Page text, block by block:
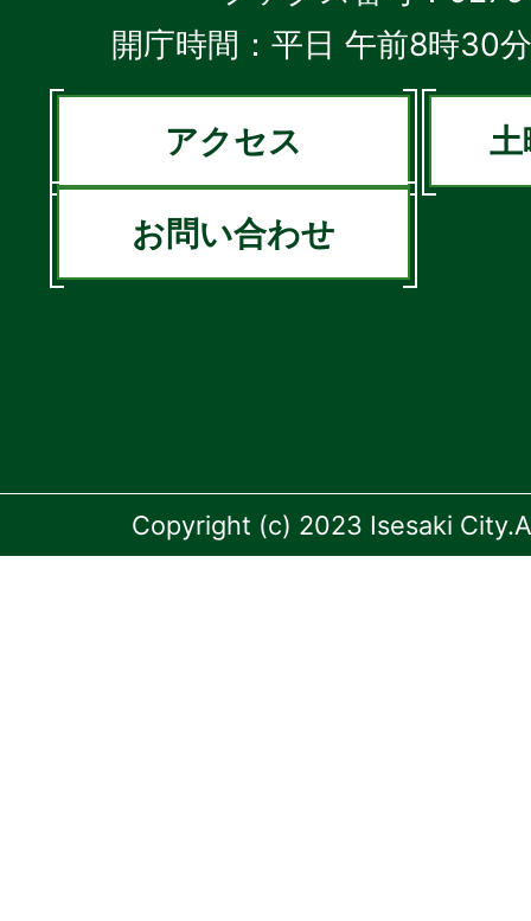
開庁時間：平日 午前8時30
アクセス 土
お問い合わせ
Copyright (c) 2023 Isesaki